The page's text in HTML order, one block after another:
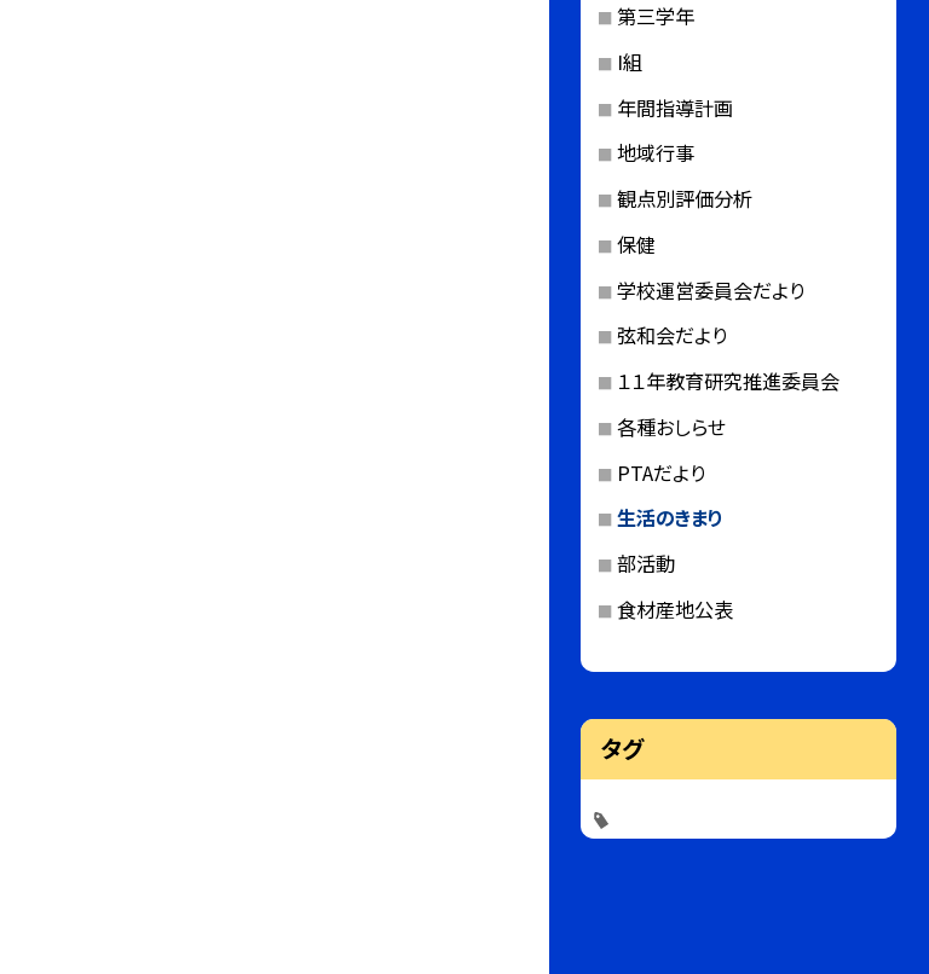
第三学年
I組
年間指導計画
地域行事
観点別評価分析
保健
学校運営委員会だより
弦和会だより
１１年教育研究推進委員会
各種おしらせ
PTAだより
生活のきまり
部活動
食材産地公表
タグ